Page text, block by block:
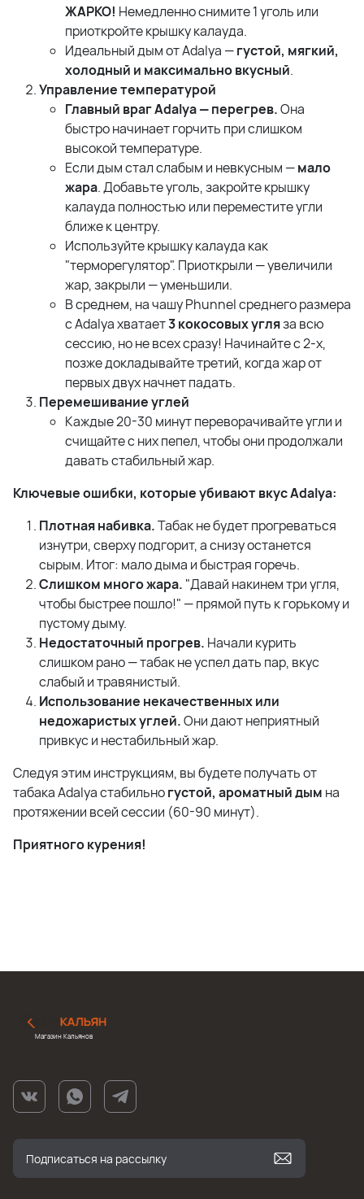
ЖАРКО! Немедленно снимите 1 уголь или
приоткройте крышку калауда.
Идеальный дым от Adalya —густой, мягкий,
холодный и максимально вкусный.
Управление температурой
Главный враг Adalya — перегрев.Она
быстро начинает горчить при слишком
высокой температуре.
Если дым стал слабым и невкусным —мало
жара. Добавьте уголь, закройте крышку
калауда полностью или переместите угли
ближе к центру.
Используйте крышку калауда как
"терморегулятор". Приоткрыли — увеличили
жар, закрыли — уменьшили.
В среднем, на чашу Phunnel среднего размера
с Adalya хватает3 кокосовых угляза всю
сессию, но не всех сразу! Начинайте с 2-х,
позже докладывайте третий, когда жар от
первых двух начнет падать.
Перемешивание углей
Каждые 20-30 минут переворачивайте угли и
счищайте с них пепел, чтобы они продолжали
давать стабильный жар.
Ключевые ошибки, которые убивают вкус Adalya:
Плотная набивка.Табак не будет прогреваться
изнутри, сверху подгорит, а снизу останется
сырым. Итог: мало дыма и быстрая горечь.
Слишком много жара. "Давай накинем три угля,
чтобы быстрее пошло!" — прямой путь к горькому и
пустому дыму.
Недостаточный прогрев. Начали курить
слишком рано — табак не успел дать пар, вкус
слабый и травянистый.
Использование некачественных или
недожаристых углей.Они дают неприятный
привкус и нестабильный жар.
Следуя этим инструкциям, вы будете получать от
табака Adalya стабильногустой, ароматный дым на
протяжении всей сессии (60-90 минут).
Приятного курения!
Магазин Кальянов